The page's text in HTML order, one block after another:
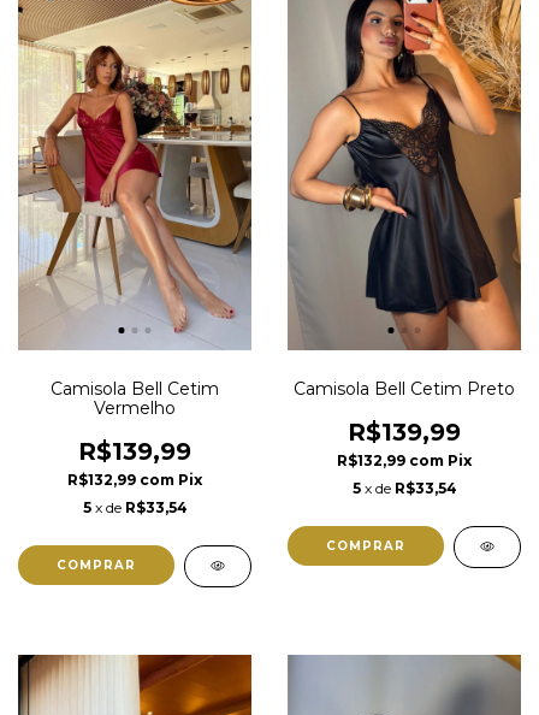
Camisola Bell Cetim
Vermelho
R$139,99
R$132,99 com Pix
5 x de R$33,54
COMPRAR
Camisola Bell Cetim Preto
R$139,99
R$132,99 com Pix
5 x de R$33,54
COMPRAR